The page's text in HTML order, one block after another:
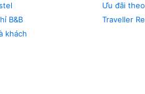
B&B
khách
Ưu đãi
Traveller